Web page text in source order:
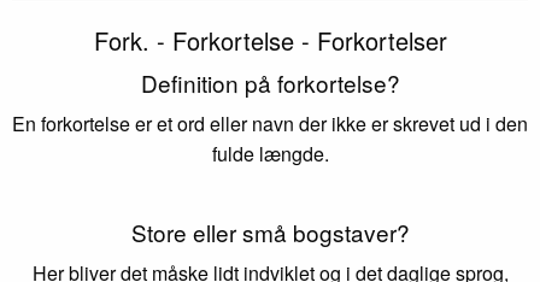
Fork. - Forkortelse - Forkortelser
Definition på forkortelse?
En forkortelse er et ord eller navn der ikke er skrevet ud i den
fulde længde.
Store eller små bogstaver?
Her bliver det måske lidt indviklet og i det daglige sprog,